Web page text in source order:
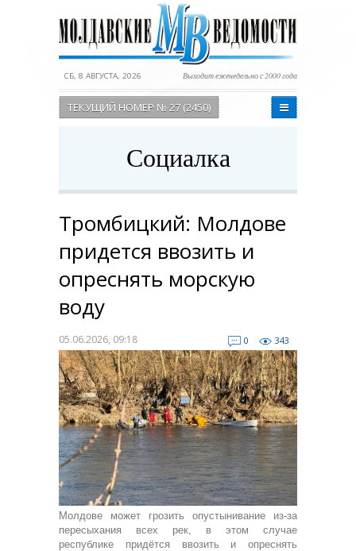
СБ, 8 АВГУСТА, 2026 Выходит еженедельно с 2000 года
ТЕКУЩИЙ НОМЕР № 27 (2450)
Социалка
Тромбицкий: Молдове
придется ввозить и
опреснять морскую
воду
05.06.2026, 09:18 0 343
Молдове может грозить опустынивание из-за
пересыхания всех рек, в этом случае
республике придётся ввозить и опреснять